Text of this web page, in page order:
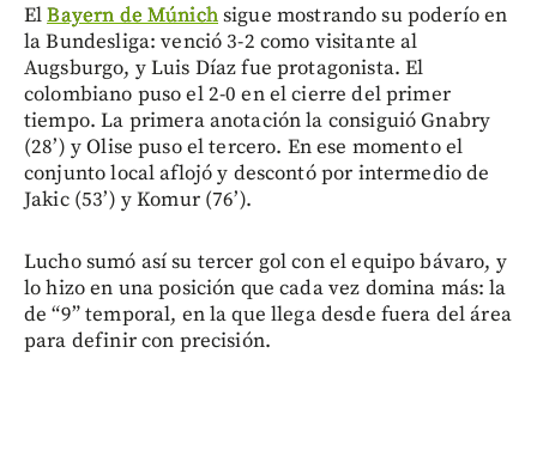
ElBayern de Múnichsigue mostrando su poderío en
la Bundesliga: venció 3-2 como visitante al
Augsburgo, y Luis Díaz fue protagonista. El
colombiano puso el 2-0 en el cierre del primer
tiempo. La primera anotación la consiguió Gnabry
(28’) y Olise puso el tercero. En ese momento el
conjunto local aflojó y descontó por intermedio de
Jakic (53’) y Komur (76’).
Lucho sumó así su tercer gol con el equipo bávaro, y
lo hizo en una posición que cada vez domina más: la
de “9” temporal, en la que llega desde fuera del área
para definir con precisión.